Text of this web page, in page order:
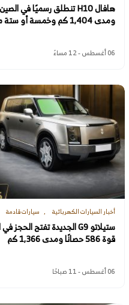
ومدى 1,404 كم وخمسة أو ستة مقاعد وسبعة مقاعد للخليج
06 أغسطس - 12 مساءً
أخبار السيارات الكهربائية سيارات قادمة
قوة 586 حصانًا ومدى 1,366 كم
06 أغسطس - 11 صباحًا